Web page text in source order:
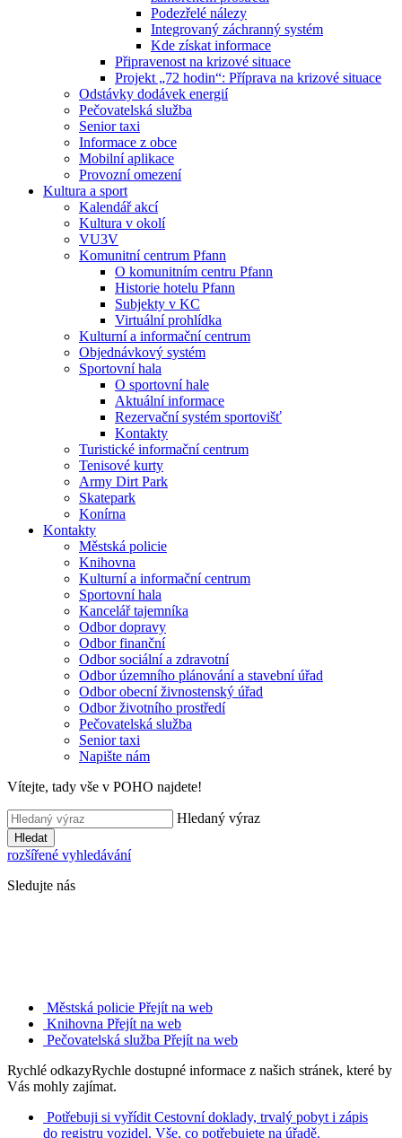
Podezřelé nálezy
Integrovaný záchranný systém
Kde získat informace
Připravenost na krizové situace
Projekt „72 hodin“: Příprava na krizové situace
Odstávky dodávek energií
Pečovatelská služba
Senior taxi
Informace z obce
Mobilní aplikace
Provozní omezení
Kultura a sport
Kalendář akcí
Kultura v okolí
VU3V
Komunitní centrum Pfann
O komunitním centru Pfann
Historie hotelu Pfann
Subjekty v KC
Virtuální prohlídka
Kulturní a informační centrum
Objednávkový systém
Sportovní hala
O sportovní hale
Aktuální informace
Rezervační systém sportovišť
Kontakty
Turistické informační centrum
Tenisové kurty
Army Dirt Park
Skatepark
Konírna
Kontakty
Městská policie
Knihovna
Kulturní a informační centrum
Sportovní hala
Kancelář tajemníka
Odbor dopravy
Odbor finanční
Odbor sociální a zdravotní
Odbor územního plánování a stavební úřad
Odbor obecní živnostenský úřad
Odbor životního prostředí
Pečovatelská služba
Senior taxi
Napište nám
Vítejte, tady vše v POHO najdete!
Hledaný výraz
Hledat
rozšířené vyhledávání
Sledujte nás
Městská policie Přejít na web
Knihovna Přejít na web
Pečovatelská služba Přejít na web
Rychlé odkazyRychle dostupné informace z našich stránek, které by
Vás mohly zajímat.
Potřebuji si vyřídit Cestovní doklady, trvalý pobyt i zápis
do registru vozidel. Vše, co potřebujete na úřadě.